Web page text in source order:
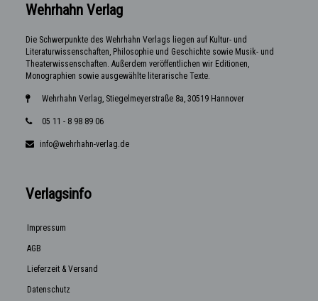
Wehrhahn Verlag
Die Schwerpunkte des Wehrhahn Verlags liegen auf Kultur- und
Literaturwissenschaften, Philosophie und Geschichte sowie Musik- und
Theaterwissenschaften. Außerdem veröffentlichen wir Editionen,
Monographien sowie ausgewählte literarische Texte.
Wehrhahn Verlag, Stiegelmeyerstraße 8a, 30519 Hannover
05 11 - 8 98 89 06
info@wehrhahn-verlag.de
Verlagsinfo
Impressum
AGB
Lieferzeit & Versand
Datenschutz